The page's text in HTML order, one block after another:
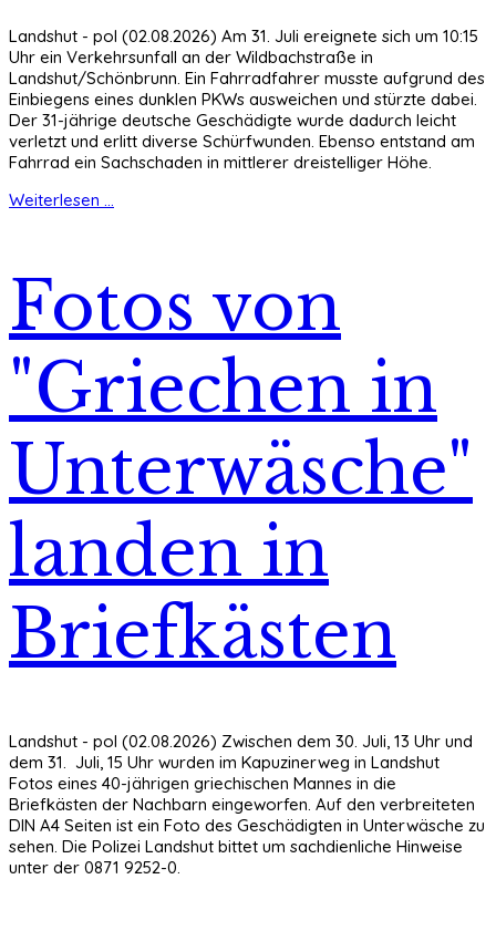
Landshut - pol (02.08.2026) Am 31. Juli ereignete sich um 10:15
Uhr ein Verkehrsunfall an der Wildbachstraße in
Landshut/Schönbrunn. Ein Fahrradfahrer musste aufgrund des
Einbiegens eines dunklen PKWs ausweichen und stürzte dabei.
Der 31-jährige deutsche Geschädigte wurde dadurch leicht
verletzt und erlitt diverse Schürfwunden. Ebenso entstand am
Fahrrad ein Sachschaden in mittlerer dreistelliger Höhe.
Weiterlesen ...
Fotos von
"Griechen in
Unterwäsche"
landen in
Briefkästen
Landshut - pol (02.08.2026) Zwischen dem 30. Juli, 13 Uhr und
dem 31. Juli, 15 Uhr wurden im Kapuzinerweg in Landshut
Fotos eines 40-jährigen griechischen Mannes in die
Briefkästen der Nachbarn eingeworfen. Auf den verbreiteten
DIN A4 Seiten ist ein Foto des Geschädigten in Unterwäsche zu
sehen. Die Polizei Landshut bittet um sachdienliche Hinweise
unter der 0871 9252-0.